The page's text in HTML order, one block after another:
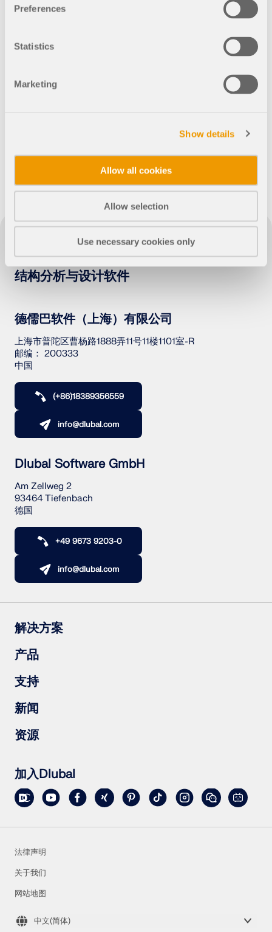
Preferences
Statistics
Marketing
Show details
Allow all cookies
Allow selection
Use necessary cookies only
索引
订阅与价格
钢节点有限元分析
使用CBFEM设计和分析钢连接，符合EN 1993‑1‑8和
AISC 360标准，完全集成在RFEM 6中，以加快和提高
结构工作的准确性。
了解更多
地理分区工具
Dlubal 在线服务提供分区地图，可快速确定雪荷载、风
速和地震数据。
检查荷载区域
钢制升降台
227x
结构分析与设计软件
德儒巴软件（上海）有限公司
上海市普陀区曹杨路1888弄11号11楼1101室-R
邮编： 200333
中国
(+86)18389356559
info@dlubal.com
Dlubal Software GmbH
Am Zellweg 2
93464 Tiefenbach
德国
+49 9673 9203-0
info@dlubal.com
解决方案
钢筋混凝土结构
钢结构
木结构
钢结构节点
产品
RFEM 6
RSTAB 9
RSECTION 1
RWIND 3
支持
常见问题（FAQs）
提出具体问题
雪荷载、风速和地震荷载图
联系销售团队
新闻
订阅新闻简报
最新资讯
在线培训
资源
上传客户项目
客户项目
在线手册
加入Dlubal
法律声明
关于我们
网站地图
中文(简体)